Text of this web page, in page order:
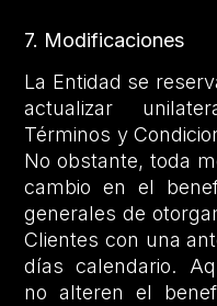
7. Modificaciones
La Entidad se
actualizar
Términos y
No obstante, toda
cambio en el
generales de
Clientes con una
días calendario.
no alteren el